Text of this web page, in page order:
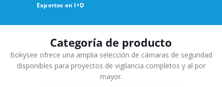
Expertos en I+D
Categoría de producto
Bokysee ofrece una amplia selección de cámaras de seguridad
disponibles para proyectos de vigilancia completos y al por
mayor.